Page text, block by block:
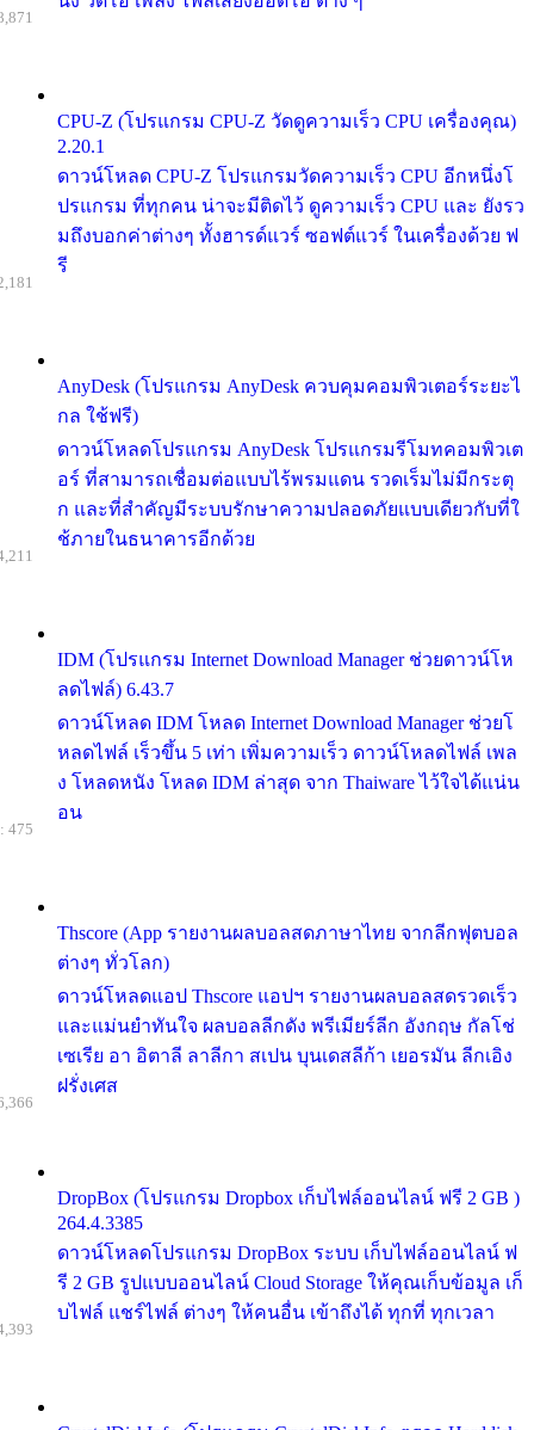
CPU-Z (โปรแกรม CPU-Z วัดดูความเร็ว CPU เครื่องคุณ)
2.20.1
ดาวน์โหลด CPU-Z โปรแกรมวัดความเร็ว CPU อีกหนึ่งโ
ปรแกรม ที่ทุกคน น่าจะมีติดไว้ ดูความเร็ว CPU และ ยังรว
มถึงบอกค่าต่างๆ ทั้งฮารด์แวร์ ซอฟต์แวร์ ในเครื่องด้วย ฟ
รี
AnyDesk (โปรแกรม AnyDesk ควบคุมคอมพิวเตอร์ระยะไ
กล ใช้ฟรี)
ดาวน์โหลดโปรแกรม AnyDesk โปรแกรมรีโมทคอมพิวเต
อร์ ที่สามารถเชื่อมต่อแบบไร้พรมแดน รวดเร็มไม่มีกระตุ
ก และที่สำคัญมีระบบรักษาความปลอดภัยแบบเดียวกับที่ใ
ช้ภายในธนาคารอีกด้วย
IDM (โปรแกรม Internet Download Manager ช่วยดาวน์โห
ลดไฟล์) 6.43.7
ดาวน์โหลด IDM โหลด Internet Download Manager ช่วยโ
หลดไฟล์ เร็วขึ้น 5 เท่า เพิ่มความเร็ว ดาวน์โหลดไฟล์ เพล
ง โหลดหนัง โหลด IDM ล่าสุด จาก Thaiware ไว้ใจได้แน่น
อน
Thscore (App รายงานผลบอลสดภาษาไทย จากลีกฟุตบอล
ต่างๆ ทั่วโลก)
ดาวน์โหลดแอป Thscore แอปฯ รายงานผลบอลสดรวดเร็ว
และแม่นยำทันใจ ผลบอลลีกดัง พรีเมียร์ลีก อังกฤษ กัลโช่
เซเรีย อา อิตาลี ลาลีกา สเปน บุนเดสลีก้า เยอรมัน ลีกเอิง
ฝรั่งเศส
475
DropBox (โปรแกรม Dropbox เก็บไฟล์ออนไลน์ ฟรี 2 GB )
264.4.3385
ดาวน์โหลดโปรแกรม DropBox ระบบ เก็บไฟล์ออนไลน์ ฟ
รี 2 GB รูปแบบออนไลน์ Cloud Storage ให้คุณเก็บข้อมูล เก็
บไฟล์ แชร์ไฟล์ ต่างๆ ให้คนอื่น เข้าถึงได้ ทุกที่ ทุกเวลา